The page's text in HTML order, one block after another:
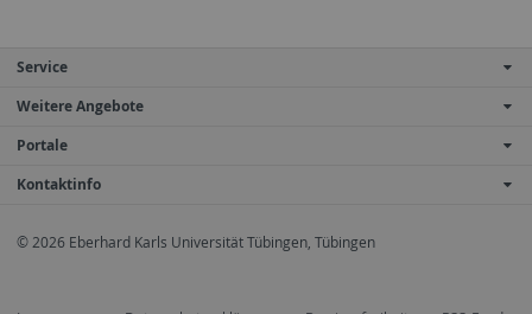
Service
Weitere Angebote
Portale
Kontaktinfo
© 2026 Eberhard Karls Universität Tübingen, Tübingen